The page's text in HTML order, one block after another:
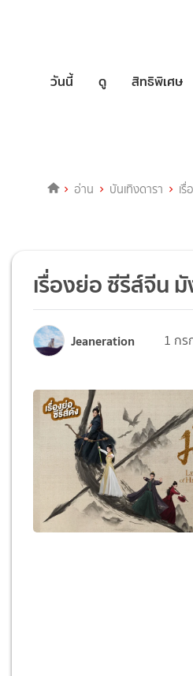
วันนี้ ดู สิทธิพิเศษ
อ่าน บันเทิงดารา เ
เรื่องย่อ ซีรีส์จีน
Jeaneration 1 กร